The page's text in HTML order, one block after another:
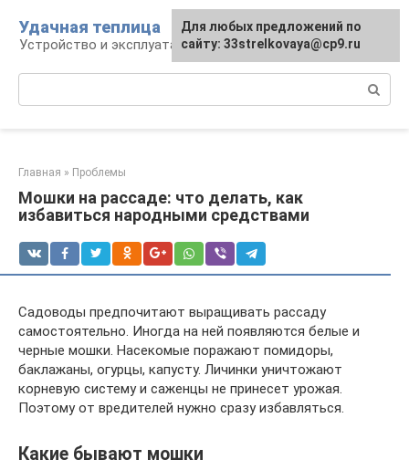
контенту
Удачная теплица
Устройство и эксплуатация теплиц
Главная » Проблемы
Мошки на рассаде: что делать, как
избавиться народными средствами
Садоводы предпочитают выращивать рассаду
самостоятельно. Иногда на ней появляются белые и
черные мошки. Насекомые поражают помидоры,
баклажаны, огурцы, капусту. Личинки уничтожают
корневую систему и саженцы не принесет урожая.
Поэтому от вредителей нужно сразу избавляться.
Какие бывают мошки
Для любых предложений по
сайту: 33strelkovaya@cp9.ru